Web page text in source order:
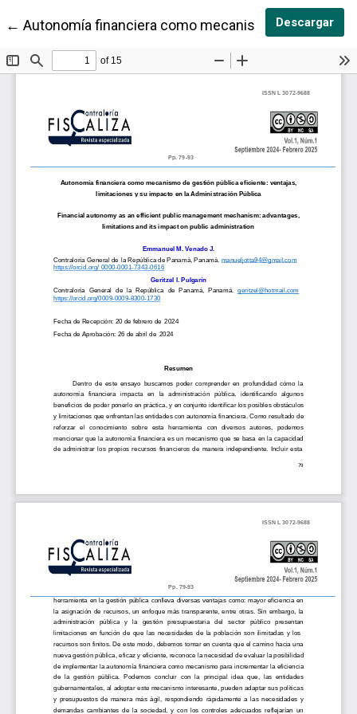
← Volver a los detalles del artículo
Autonomía financiera como mecanismo de gestión
Descargar